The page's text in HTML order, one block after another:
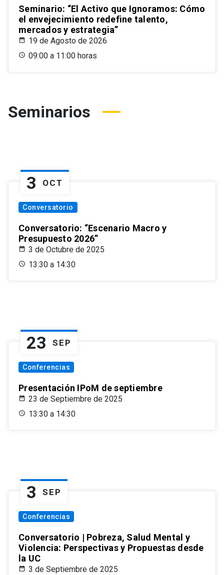
Seminario: “El Activo que Ignoramos: Cómo
el envejecimiento redefine talento,
mercados y estrategia”
19 de Agosto de 2026
09:00 a 11:00 horas
Seminarios
3 OCT
Conversatorio
Conversatorio: “Escenario Macro y
Presupuesto 2026”
3 de Octubre de 2025
13:30 a 14:30
23 SEP
Conferencias
Presentación IPoM de septiembre
23 de Septiembre de 2025
13:30 a 14:30
3 SEP
Conferencias
Conversatorio | Pobreza, Salud Mental y
Violencia: Perspectivas y Propuestas desde
la UC
3 de Septiembre de 2025